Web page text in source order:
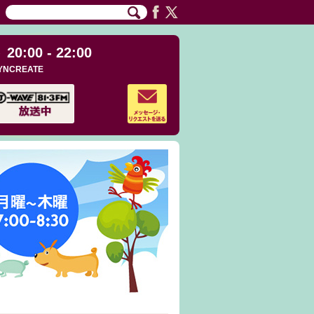
20:00 - 22:00